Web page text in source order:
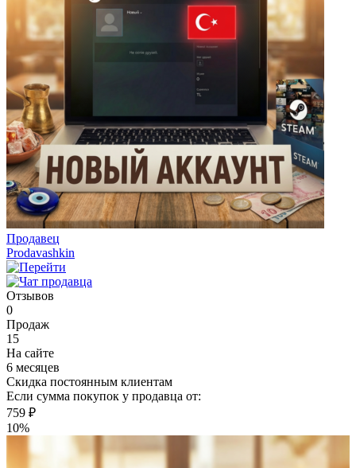
Продавец
Prodavashkin
Отзывов
0
Продаж
15
На сайте
6 месяцев
Скидка постоянным клиентам
Если сумма покупок у продавца от:
759 ₽
10%